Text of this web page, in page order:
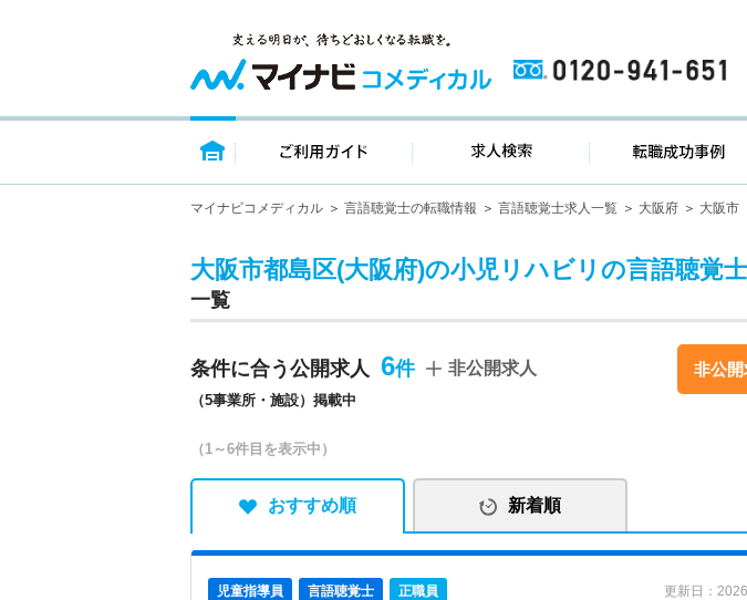
トップページ ご利用ガイド 求人検索
マイナビコメディカル 言語聴覚士の転職情報 言語聴覚士求人一覧 大阪府 大阪市
大阪市都島区(大阪府)の小児リハビリの言語聴覚士
一覧
条件に合う公開求人 6
（5事業所・施設）掲載中
非公開求人 非公開
（1～6件目を表示中）
おすすめ順 新着順
児童指導員 言語聴覚士 正職員 更新日：